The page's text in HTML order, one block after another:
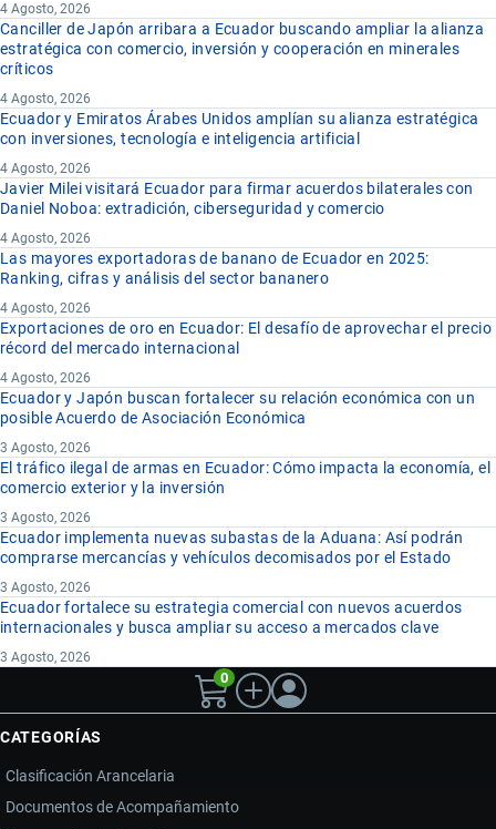
4 Agosto, 2026
Canciller de Japón arribara a Ecuador buscando ampliar la alianza
estratégica con comercio, inversión y cooperación en minerales
críticos
4 Agosto, 2026
Ecuador y Emiratos Árabes Unidos amplían su alianza estratégica
con inversiones, tecnología e inteligencia artificial
4 Agosto, 2026
Javier Milei visitará Ecuador para firmar acuerdos bilaterales con
Daniel Noboa: extradición, ciberseguridad y comercio
4 Agosto, 2026
Las mayores exportadoras de banano de Ecuador en 2025:
Ranking, cifras y análisis del sector bananero
4 Agosto, 2026
Exportaciones de oro en Ecuador: El desafío de aprovechar el precio
récord del mercado internacional
4 Agosto, 2026
Ecuador y Japón buscan fortalecer su relación económica con un
posible Acuerdo de Asociación Económica
3 Agosto, 2026
El tráfico ilegal de armas en Ecuador: Cómo impacta la economía, el
comercio exterior y la inversión
3 Agosto, 2026
Ecuador implementa nuevas subastas de la Aduana: Así podrán
comprarse mercancías y vehículos decomisados por el Estado
3 Agosto, 2026
Ecuador fortalece su estrategia comercial con nuevos acuerdos
internacionales y busca ampliar su acceso a mercados clave
3 Agosto, 2026
0
CATEGORÍAS
Clasificación Arancelaria
Documentos de Acompañamiento